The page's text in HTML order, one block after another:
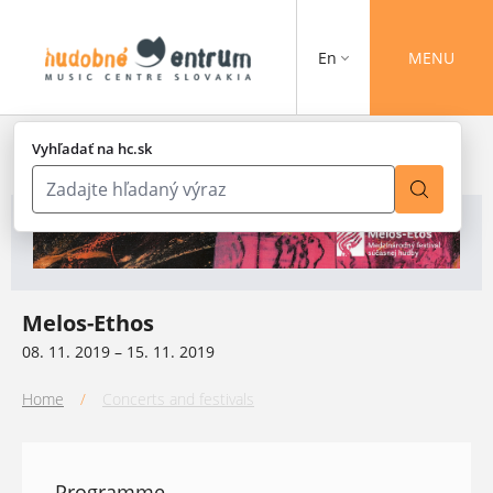
Vyhľadať na hc.sk
En MENU
Melos-Ethos
08. 11. 2019 – 15. 11. 2019
Home / Concerts and festivals